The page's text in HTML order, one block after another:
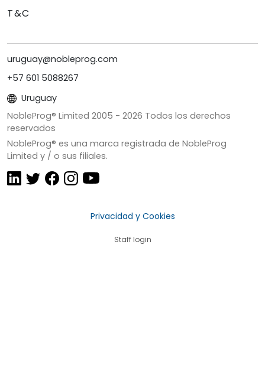
T&C
uruguay@nobleprog.com
+57 601 5088267
Uruguay
NobleProg® Limited 2005 - 2026 Todos los derechos
reservados
NobleProg® es una marca registrada de NobleProg
Limited y / o sus filiales.
Privacidad y Cookies
Staff login